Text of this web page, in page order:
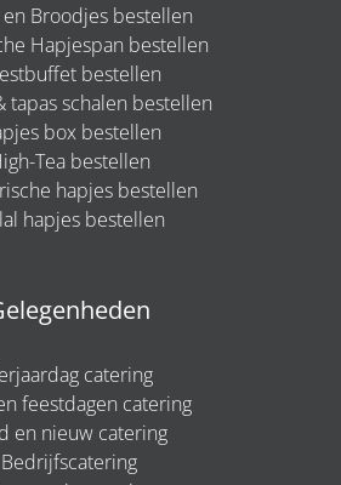
en Broodjes bestellen
Hapjespan bestellen
bestellen
tapas schalen bestellen
box bestellen
Tea bestellen
hapjes bestellen
hapjes bestellen
catering
feestdagen catering
en nieuw catering
Bedrijfscatering